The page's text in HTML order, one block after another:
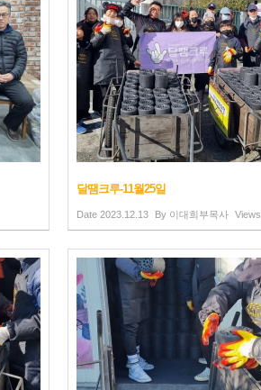
달땜크루-11월25일
Date 2023.12.13 By 이대희부목사 Views